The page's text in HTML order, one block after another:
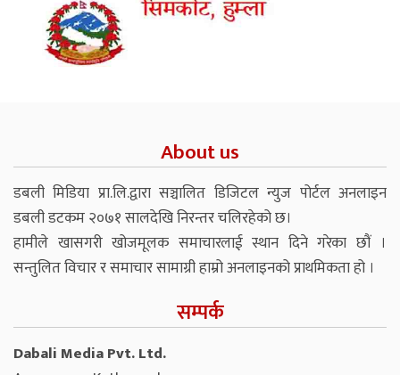
About us
डबली मिडिया प्रा.लि.द्वारा सञ्चालित डिजिटल न्युज पोर्टल अनलाइन
डबली डटकम २०७१ सालदेखि निरन्तर चलिरहेको छ।
हामीले खासगरी खोजमूलक समाचारलाई स्थान दिने गरेका छौं ।
सन्तुलित विचार र समाचार सामाग्री हाम्रो अनलाइनको प्राथमिकता हो ।
सम्पर्क
Dabali Media Pvt. Ltd.